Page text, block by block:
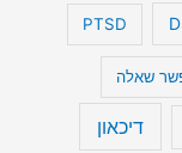
PTSD
שאלה
דיכאון